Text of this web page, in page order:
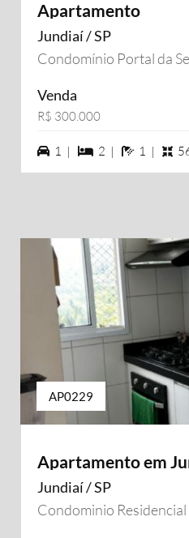
Apartamento
Jundiaí / SP
Condomínio Portal da
Venda
R$ 300.000
1 vagas na garagem
1 | 2 dormiórios
2 | 11 |
AP0229
Apartamento em
Jundiaí / SP
Condominio